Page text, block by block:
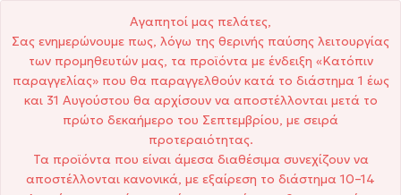
Αγαπητοί μας πελάτες,
Σας ενημερώνουμε πως, λόγω της θερινής παύσης λειτουργίας
των προμηθευτών μας, τα προϊόντα με ένδειξη «Κατόπιν
παραγγελίας» που θα παραγγελθούν κατά το διάστημα 1 έως
και 31 Αυγούστου θα αρχίσουν να αποστέλλονται μετά το
πρώτο δεκαήμερο του Σεπτεμβρίου, με σειρά
προτεραιότητας.
Τα προϊόντα που είναι άμεσα διαθέσιμα συνεχίζουν να
αποστέλλονται κανονικά, με εξαίρεση το διάστημα 10–14